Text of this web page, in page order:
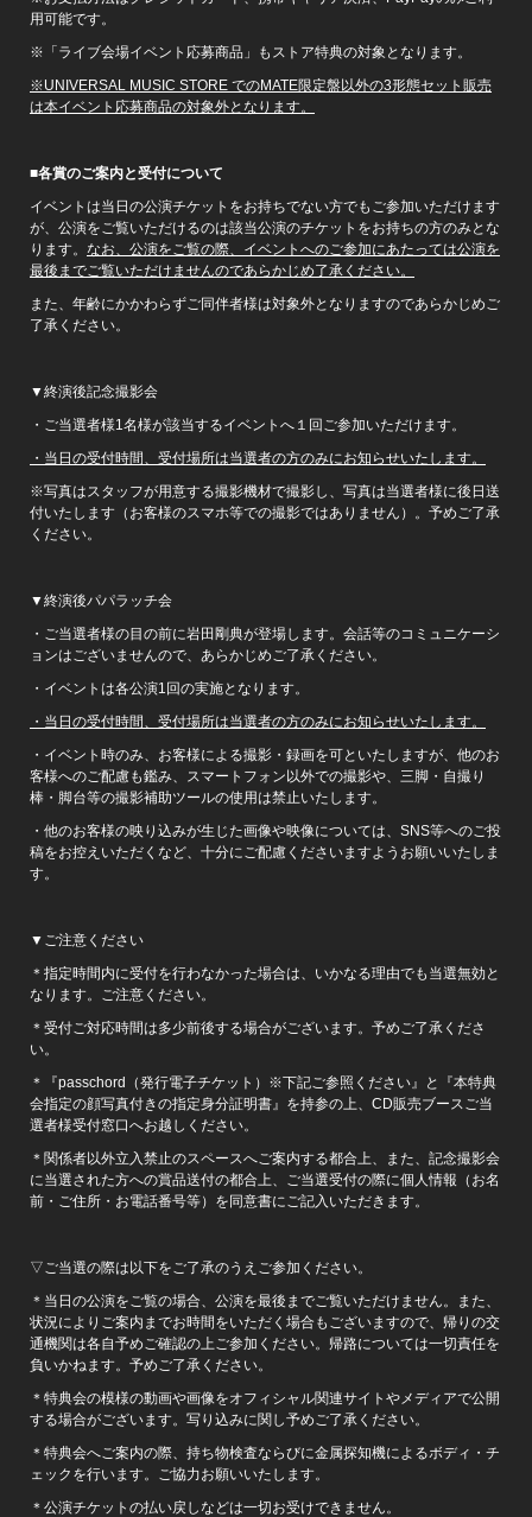
用可能です。
※「ライブ会場イベント応募商品」もストア特典の対象となります。
※UNIVERSAL MUSIC STORE でのMATE限定盤以外の3形態セット販売
は本イベント応募商品の対象外となります。
■各賞のご案内と受付について
イベントは当日の公演チケットをお持ちでない方でもご参加いただけます
が、公演をご覧いただけるのは該当公演のチケットをお持ちの方のみとな
ります。 なお、公演をご覧の際、イベントへのご参加にあたっては公演を
最後までご覧いただけませんのであらかじめ了承ください。
また、年齢にかかわらずご同伴者様は対象外となりますのであらかじめご
了承ください。
▼終演後記念撮影会
・ご当選者様1名様が該当するイベントへ１回ご参加いただけます。
・当日の受付時間、受付場所は当選者の方のみにお知らせいたします。
※写真はスタッフが用意する撮影機材で撮影し、写真は当選者様に後日送
付いたします（お客様のスマホ等での撮影ではありません）。予めご了承
ください。
▼終演後パパラッチ会
・ご当選者様の目の前に岩田剛典が登場します。会話等のコミュニケーシ
ョンはございませんので、あらかじめご了承ください。
・イベントは各公演1回の実施となります。
・当日の受付時間、受付場所は当選者の方のみにお知らせいたします。
・イベント時のみ、お客様による撮影・録画を可といたしますが、他のお
客様へのご配慮も鑑み、スマートフォン以外での撮影や、三脚・自撮り
棒・脚台等の撮影補助ツールの使用は禁止いたします。
・他のお客様の映り込みが生じた画像や映像については、SNS等へのご投
稿をお控えいただくなど、十分にご配慮くださいますようお願いいたしま
す。
▼ご注意ください
＊指定時間内に受付を行わなかった場合は、いかなる理由でも当選無効と
なります。ご注意ください。
＊受付ご対応時間は多少前後する場合がございます。予めご了承くださ
い。
＊『passchord（発行電子チケット）※下記ご参照ください』と『本特典
会指定の顔写真付きの指定身分証明書』を持参の上、CD販売ブースご当
選者様受付窓口へお越しください。
＊関係者以外立入禁止のスペースへご案内する都合上、また、記念撮影会
に当選された方への賞品送付の都合上、ご当選受付の際に個人情報（お名
前・ご住所・お電話番号等）を同意書にご記入いただきます。
▽ご当選の際は以下をご了承のうえご参加ください。
＊当日の公演をご覧の場合、公演を最後までご覧いただけません。また、
状況によりご案内までお時間をいただく場合もございますので、帰りの交
通機関は各自予めご確認の上ご参加ください。帰路については一切責任を
負いかねます。予めご了承ください。
＊特典会の模様の動画や画像をオフィシャル関連サイトやメディアで公開
する場合がございます。写り込みに関し予めご了承ください。
＊特典会へご案内の際、持ち物検査ならびに金属探知機によるボディ・チ
ェックを行います。ご協力お願いいたします。
＊公演チケットの払い戻しなどは一切お受けできません。